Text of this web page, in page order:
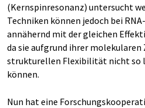
(Kernspinresonanz) untersucht
Techniken können jedoch bei
annähernd mit der gleichen
da sie aufgrund ihrer molekularen
strukturellen Flexibilität nicht so
können.
Nun hat eine